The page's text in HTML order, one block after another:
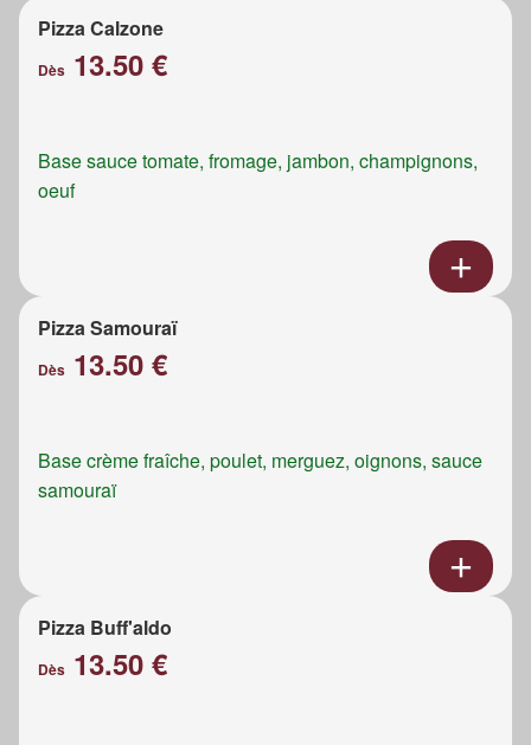
Pizza Calzone
Dès 13.50 €
Base sauce tomate, fromage, jambon, champignons,
oeuf
Pizza Samouraï
Dès 13.50 €
Base crème fraîche, poulet, merguez, oignons, sauce
samouraï
Pizza Buff'aldo
Dès 13.50 €